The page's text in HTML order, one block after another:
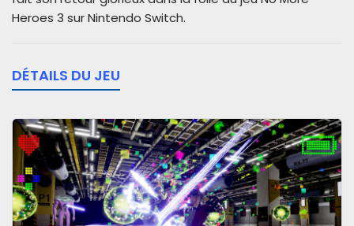
Heroes 3 sur Nintendo Switch.
DÉTAILS DU JEU